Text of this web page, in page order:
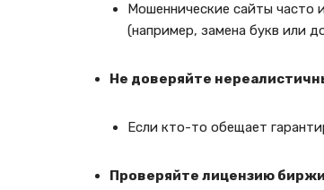
Мошеннические сайты часто
(например, замена букв или
Не доверяйте
Если кто-то обещает
Проверяйте лицензию биржи